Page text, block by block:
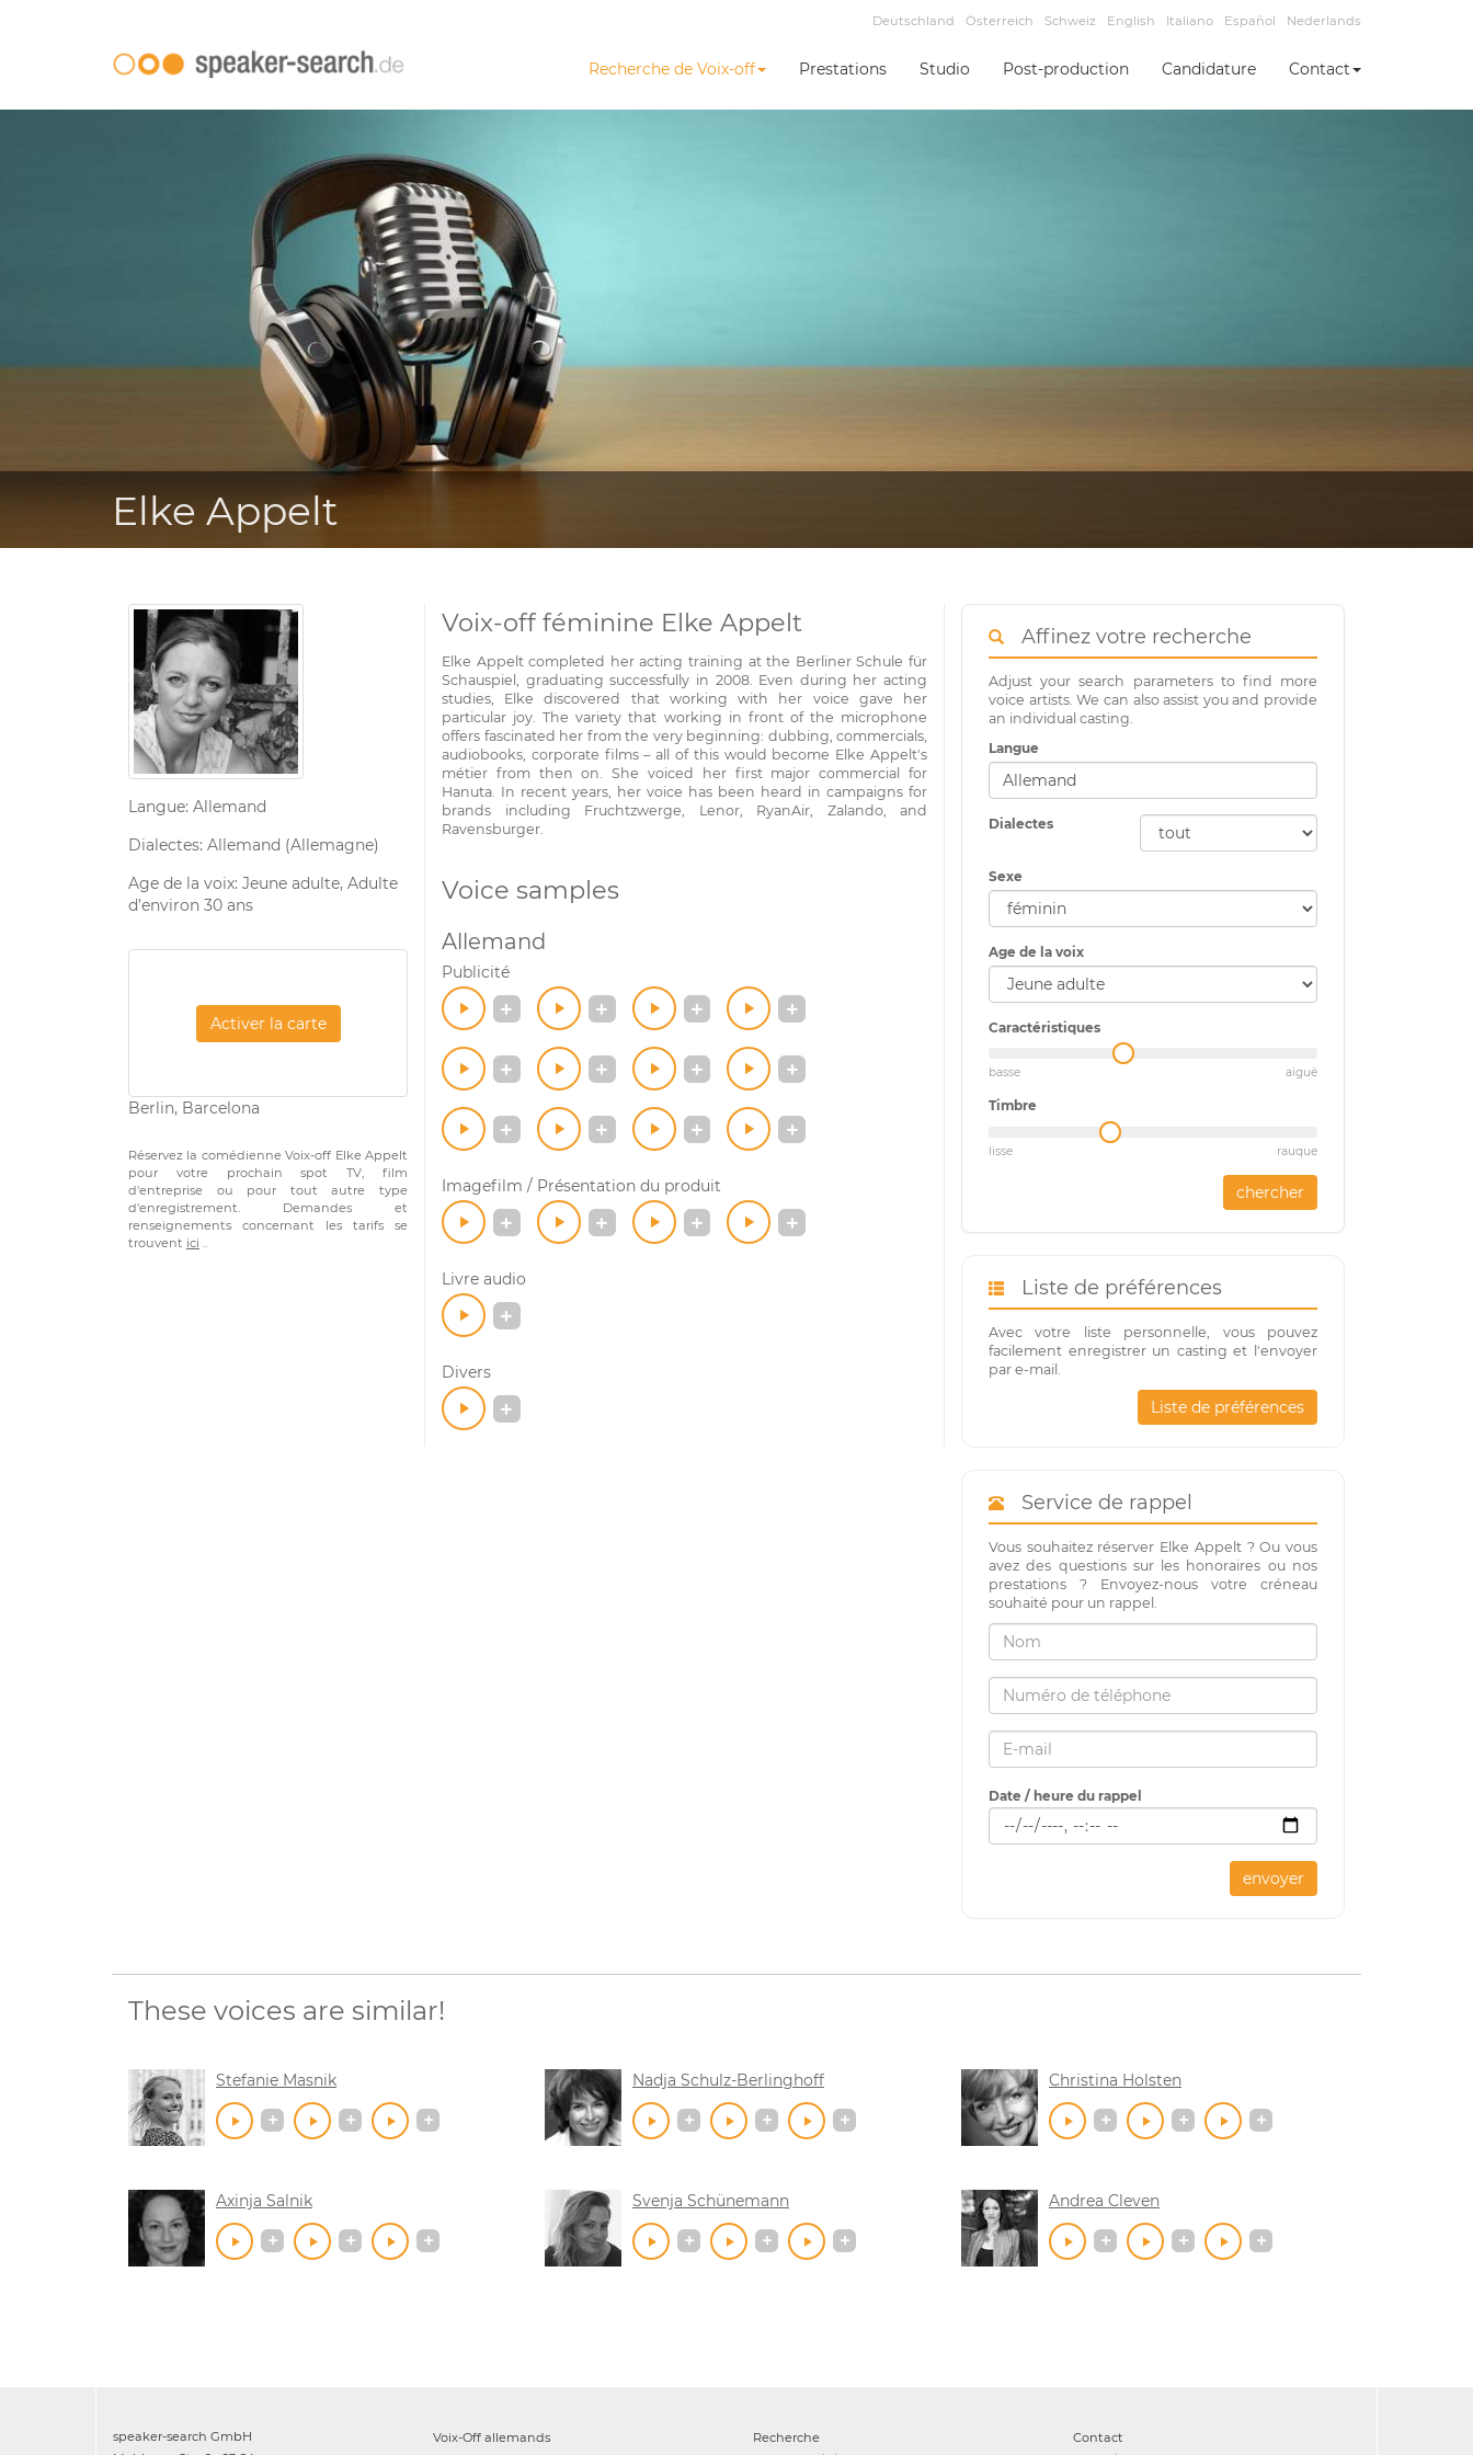
Deutschland Österreich Schweiz English Italiano Español Nederlands
Recherche de Voix-off Prestations Studio Post-production Candidature Contact
Elke Appelt
Langue: Allemand
Dialectes: Allemand (Allemagne)
Age de la voix: Jeune adulte, Adulte
d’environ 30 ans
Activer la carte
Berlin, Barcelona
Réservez la comédienne Voix-off Elke Appelt
pour votre prochain spot TV, film
d'entreprise ou pour tout autre type
d'enregistrement. Demandes et
renseignements concernant les tarifs se
trouvent ici ..
Voix-off féminine Elke Appelt
Elke Appelt completed her acting training at the Berliner Schule für
Schauspiel, graduating successfully in 2008. Even during her acting
studies, Elke discovered that working with her voice gave her
particular joy. The variety that working in front of the microphone
offers fascinated her from the very beginning: dubbing, commercials,
audiobooks, corporate films – all of this would become Elke Appelt's
métier from then on. She voiced her first major commercial for
Hanuta. In recent years, her voice has been heard in campaigns for
brands including Fruchtzwerge, Lenor, RyanAir, Zalando, and
Ravensburger.
Voice samples
Allemand
Publicité
Imagefilm / Présentation du produit
Livre audio
Divers
Affinez votre recherche
Adjust your search parameters to find more
voice artists. We can also assist you and provide
an individual casting.
Langue
Dialectes
Sexe
Age de la voix
Caractéristiques
basse aiguë
Timbre
lisse rauque
chercher
Liste de préférences
Avec votre liste personnelle, vous pouvez
facilement enregistrer un casting et l'envoyer
par e-mail.
Liste de préférences
Service de rappel
Vous souhaitez réserver Elke Appelt ? Ou vous
avez des questions sur les honoraires ou nos
prestations ? Envoyez-nous votre créneau
souhaité pour un rappel.
Date / heure du rappel
envoyer
These voices are similar!
Stefanie Masnik Nadja Schulz-Berlinghoff Christina Holsten
Axinja Salnik Svenja Schünemann Andrea Cleven
speaker-search GmbH
Voix-Off allemands
Recherche
Contact